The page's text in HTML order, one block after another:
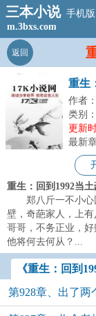
三本小说 手机版
m.3bxs.com
返回
重生
作者
类别
更新
最新
重生：回到1992当土
郑八斤一不小
壁，奇葩家人，上
哥哥，不务正业，
他将何去何从？...
《重生：回到
第928章、出了两